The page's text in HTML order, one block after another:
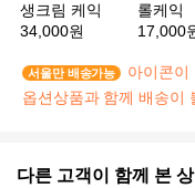
생크림 케익
34,000원
롤케익
17,000
서울만 배송가능
아이콘이
옵션상품과 함께 배송이
다른 고객이 함께 본